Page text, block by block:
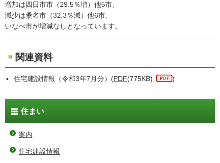
増加は四日市市（29.5％増）他5市、
減少は桑名市（32.3％減）他6市、
いなべ市が増減なしとなっています。
関連資料
住宅建設情報（令和3年7月分）(PDF(775KB) )
住まい
案内
住宅建設情報